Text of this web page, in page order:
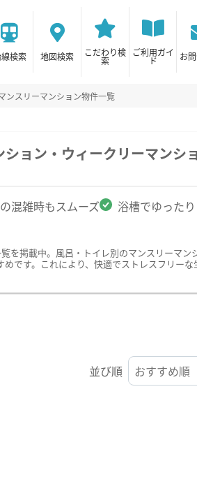
検索 地図検索 こだわり検
索
ご利用ガイ
ド お
ンスリーマンション物件一覧
ョン・ウィークリーマンシ
混雑時もスムーズ 浴槽でゆった
掲載中。風呂・トイレ別のマンスリーマ
です。これにより、快適でストレスフリー
並び順